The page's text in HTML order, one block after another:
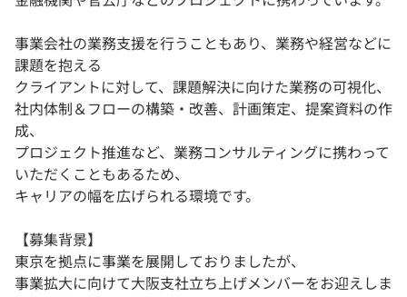
事業会社の業務支援を行うこともあり、業務や経営などに
課題を抱える
クライアントに対して、課題解決に向けた業務の可視化、
社内体制＆フローの構築・改善、計画策定、提案資料の作
成、
プロジェクト推進など、業務コンサルティングに携わって
いただくこともあるため、
キャリアの幅を広げられる環境です。
【募集背景】
東京を拠点に事業を展開しておりましたが、
事業拡大に向けて大阪支社立ち上げメンバーをお迎えしま